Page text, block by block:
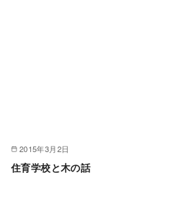
2015年3月2日
住育学校と木の話